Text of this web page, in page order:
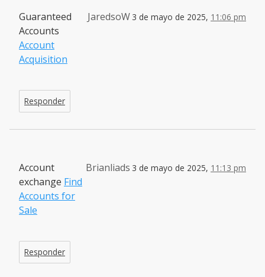
JaredsoW 3 de mayo de 2025, 11:06 pm
Guaranteed
Accounts
Account
Acquisition
Responder
Brianliads 3 de mayo de 2025, 11:13 pm
Account
exchange Find
Accounts for
Sale
Responder